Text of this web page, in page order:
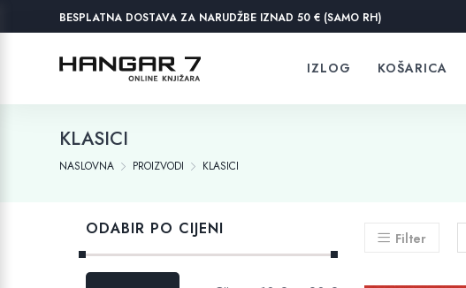
BESPLATNA DOSTAVA ZA NARUDŽBE IZNAD 50 € (SAMO RH)
IZLOG KOŠARICA
KLASICI
NASLOVNA PROIZVODI KLASICI
Filter
ODABIR PO CIJENI
Min
Maks